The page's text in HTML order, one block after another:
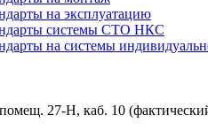
на эксплуатацию
системы СТО НКС
на системы
27-Н, каб. 10